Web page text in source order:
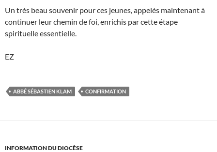
Un très beau souvenir pour ces jeunes, appelés maintenant à
continuer leur chemin de foi, enrichis par cette étape
spirituelle essentielle.
EZ
ABBÉ SÉBASTIEN KLAM CONFIRMATION
INFORMATION DU DIOCÈSE